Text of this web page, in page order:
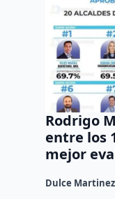
Rodrigo
entre los
mejor
Dulce Martinez